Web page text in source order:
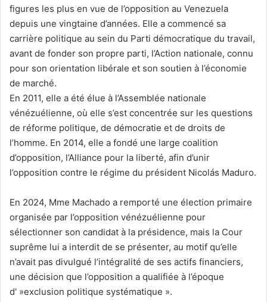
figures les plus en vue de l’opposition au Venezuela
depuis une vingtaine d’années. Elle a commencé sa
carrière politique au sein du Parti démocratique du travail,
avant de fonder son propre parti, l’Action nationale, connu
pour son orientation libérale et son soutien à l’économie
de marché.
En 2011, elle a été élue à l’Assemblée nationale
vénézuélienne, où elle s’est concentrée sur les questions
de réforme politique, de démocratie et de droits de
l’homme. En 2014, elle a fondé une large coalition
d’opposition, l’Alliance pour la liberté, afin d’unir
l’opposition contre le régime du président Nicolás Maduro.
En 2024, Mme Machado a remporté une élection primaire
organisée par l’opposition vénézuélienne pour
sélectionner son candidat à la présidence, mais la Cour
suprême lui a interdit de se présenter, au motif qu’elle
n’avait pas divulgué l’intégralité de ses actifs financiers,
une décision que l’opposition a qualifiée à l’époque
d' »exclusion politique systématique ».